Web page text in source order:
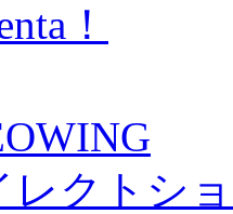
！
レクトシ